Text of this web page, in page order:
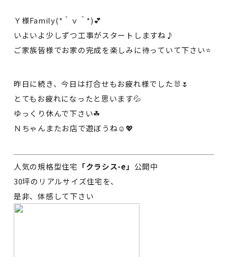
Ｙ様Family(*＾ｖ＾*)💕
いよいよ少しずつ工事がスタートしますね♪
ご家族皆様でお家の完成を楽しみに待っていて下さい⭐
昨日に続き、今日は打合せもお疲れ様でした🐰🌷
とてもお疲れになったと思います💦
ゆっくり休んで下さい☘
Ｎちゃんまたお店で遊ぼうね☺💖
人気の規格型住宅 「クラシス-e」 公開中
30坪のリアルサイズ住宅を、
是非、体感して下さい